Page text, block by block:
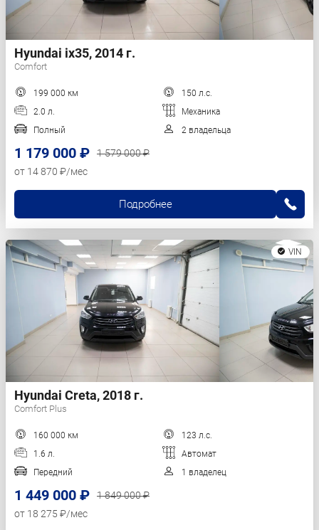
Hyundai ix35, 2014 г.
Comfort
199 000 км
150 л.с.
2.0 л.
Механика
Полный
2 владельца
1 179 000 ₽
1 579 000 ₽
от 14 870 ₽/мес
Подробнее
VIN
Hyundai Creta, 2018 г.
Comfort Plus
160 000 км
123 л.с.
1.6 л.
Автомат
Передний
1 владелец
1 449 000 ₽
1 849 000 ₽
от 18 275 ₽/мес